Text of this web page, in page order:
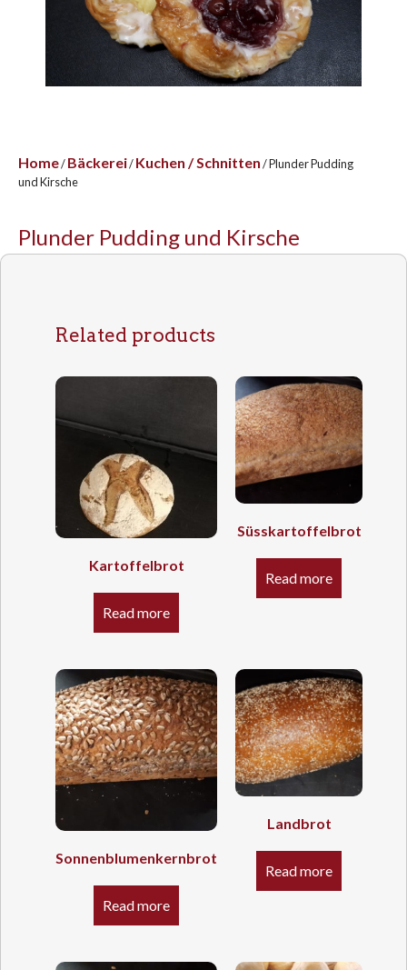
Home/Bäckerei/Kuchen / Schnitten/ Plunder Pudding
und Kirsche
Plunder Pudding und Kirsche
Related products
Kartoffelbrot
Read more
Süsskartoffelbrot
Read more
Sonnenblumenkernbrot
Read more
Landbrot
Read more